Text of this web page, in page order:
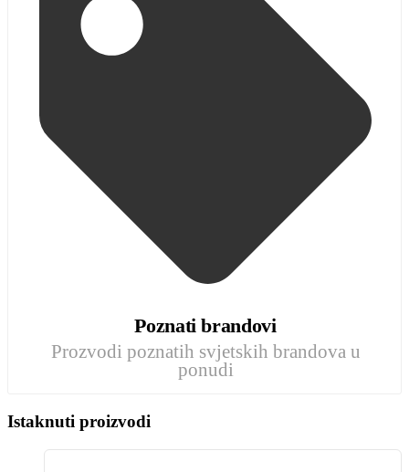
Poznati brandovi
Prozvodi poznatih svjetskih brandova u
ponudi
Istaknuti proizvodi